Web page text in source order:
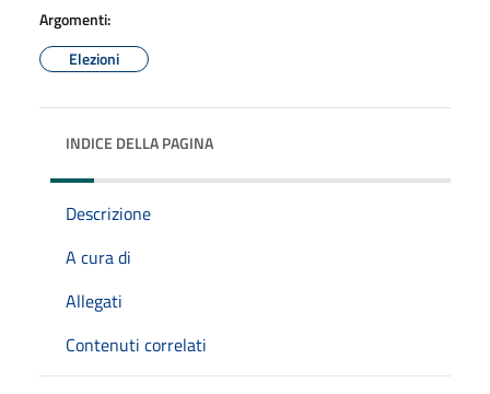
Argomenti:
Elezioni
INDICE DELLA PAGINA
Descrizione
A cura di
Allegati
Contenuti correlati